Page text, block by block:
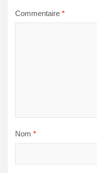
Commentaire *
Nom *